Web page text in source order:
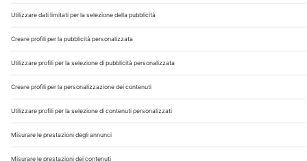
Chi Siamo
Contatti
Note Legali
Privacy